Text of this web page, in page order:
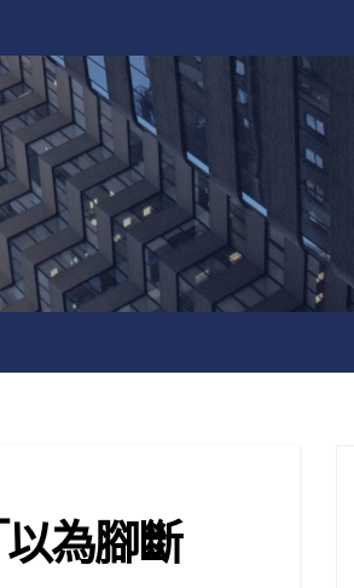
為腳斷